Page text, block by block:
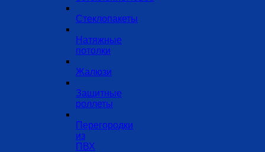
Стеклопакеты
Натяжные
потолки
Жалюзи
Защитные
роллеты
Перегородки
из
ПВХ